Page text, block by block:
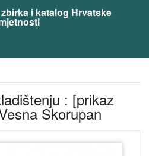
i katalog Hrvatske
: [prikaz
Skorupan